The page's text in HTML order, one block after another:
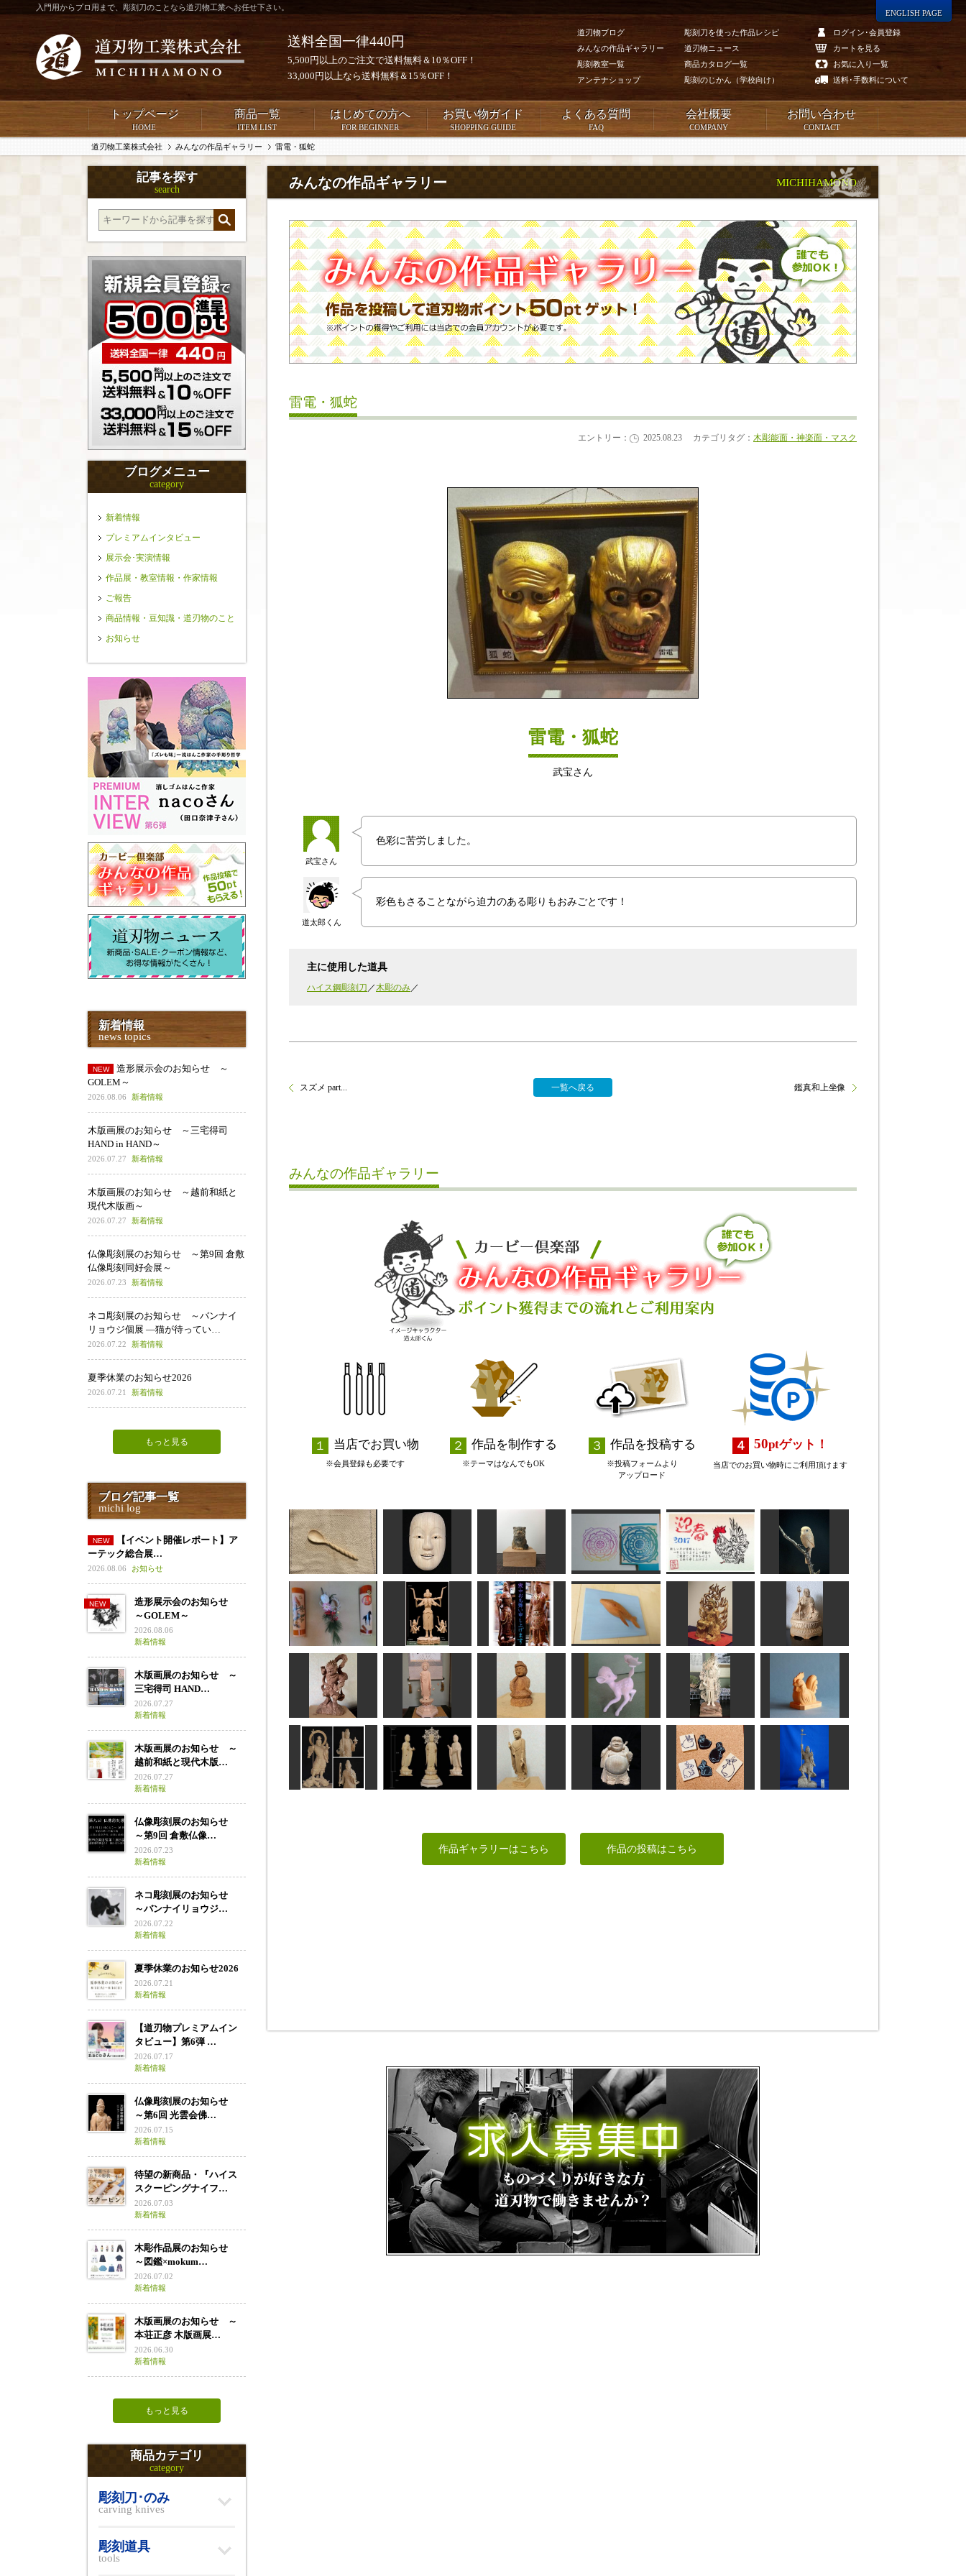
入門用からプロ用まで、彫刻刀のことなら道刃物工業へお任せ下さい。
送料全国一律440円
5,500円以上のご注文で送料無料＆10％OFF！
33,000円以上なら送料無料＆15％OFF！
道刃物ブログ
みんなの作品ギャラリー
彫刻教室一覧
アンテナショップ
彫刻刀を使った作品レシピ
道刃物ニュース
商品カタログ一覧
彫刻のじかん（学校向け）
ログイン･会員登録
カートを見る
お気に入り一覧
送料･手数料について
ENGLISH PAGE
トップページ
HOME
商品一覧
ITEM LIST
はじめての方へ
FOR BEGINNER
お買い物ガイド
SHOPPING GUIDE
よくある質問
FAQ
会社概要
COMPANY
お問い合わせ
CONTACT
道刃物工業株式会社 みんなの作品ギャラリー 雷電・狐蛇
みんなの作品ギャラリー MICHIHAMONO
雷電・狐蛇
エントリー： 2025.08.23 カテゴリタグ： 木彫能面・神楽面・マスク
雷電・狐蛇
武宝さん
武宝さん
色彩に苦労しました。
道太郎くん
彩色もさることながら迫力のある彫りもおみごとです！
主に使用した道具
ハイス鋼彫刻刀 木彫のみ
スズメ part... 一覧へ戻る 鑑真和上坐像
みんなの作品ギャラリー
当店でお買い物
※会員登録も必要です
作品を制作する
※テーマはなんでもOK
作品を投稿する
※投稿フォームより
アップロード
50ptゲット！
当店でのお買い物時にご利用頂けます
ねじれたスプーン
さと
童子
msuganuma
マヌルネコ
波間
マンダラ
柊
平成29年年賀状
道工房
モズ
MINI
竹彫り
taka
阿修羅像
shadow
聖観音75㎝
sigesama
ザトウくん
矢野っち
不動明王
ちゅうさん
お地蔵さん
茶々丸
深沙大将
なんぺい
阿弥陀如来立像（浄
土真宗お東）
圭峰
如意輪観音
なんぺい
バンビ
Ken
不動明王像
みっちゃん
酉
合之内 麻呂
薬師如来 阿弥陀如来像
なんぺい
七福神布袋様
しんちゃん
消しゴムはんこ う
作品ギャラリーはこちら 作品の投稿はこちら
記事を探す
search
ブログメニュー
category
新着情報
プレミアムインタビュー
展示会･実演情報
作品展・教室情報・作家情報
ご報告
商品情報・豆知識・道刃物のこと
お知らせ
新着情報
news topics
造形展示会のお知らせ ～
GOLEM～
2026.08.06 新着情報
木版画展のお知らせ ～三宅得司
HAND in HAND～
2026.07.27 新着情報
木版画展のお知らせ ～越前和紙と
現代木版画～
2026.07.27 新着情報
仏像彫刻展のお知らせ ～第9回 倉敷
仏像彫刻同好会展～
2026.07.23 新着情報
ネコ彫刻展のお知らせ ～バンナイ
リョウジ個展 ―猫が待ってい…
2026.07.22 新着情報
夏季休業のお知らせ2026
2026.07.21 新着情報
もっと見る
ブログ記事一覧
michi log
【イベント開催レポート】ア
ーテック総合展…
2026.08.06 お知らせ
造形展示会のお知らせ
～GOLEM～
2026.08.06
新着情報
木版画展のお知らせ ～
三宅得司 HAND…
2026.07.27
新着情報
木版画展のお知らせ ～
越前和紙と現代木版…
2026.07.27
新着情報
仏像彫刻展のお知らせ
～第9回 倉敷仏像…
2026.07.23
新着情報
ネコ彫刻展のお知らせ
～バンナイリョウジ…
2026.07.22
新着情報
夏季休業のお知らせ2026
2026.07.21
新着情報
【道刃物プレミアムイン
タビュー】第6弾 …
2026.07.17
新着情報
仏像彫刻展のお知らせ
～第6回 光雲会佛…
2026.07.15
新着情報
待望の新商品・『ハイス
スクーピングナイフ…
2026.07.03
新着情報
木彫作品展のお知らせ
～図鑑×mokum…
2026.07.02
新着情報
木版画展のお知らせ ～
本荘正彦 木版画展…
2026.06.30
新着情報
もっと見る
商品カテゴリ
category
彫刻刀･のみ
carving knives
彫刻道具
tools